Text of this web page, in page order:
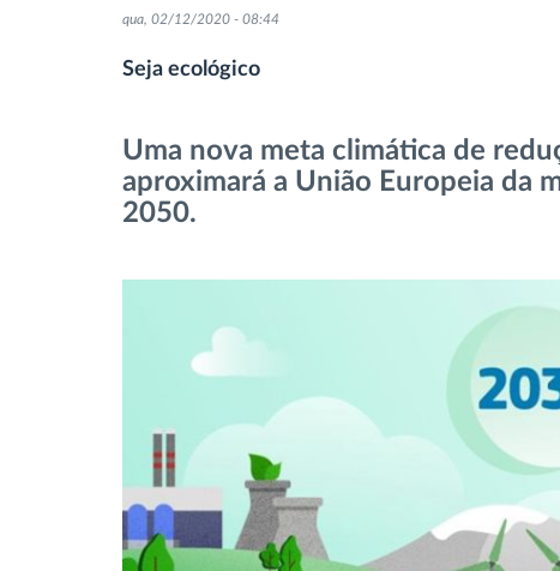
Controle de acesso
Planejamento e monitoração de rotas
Ver todas as funcionalidades
qua, 02/12/2020 - 08:44
Seja ecológico
Uma nova meta climática de
aproximará a União Europeia da
2050.